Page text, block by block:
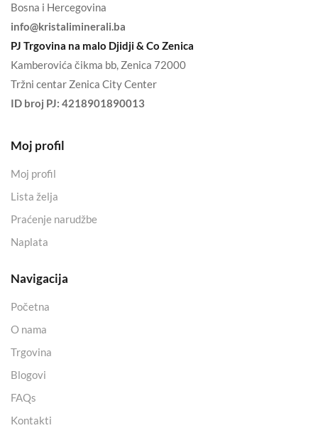
Bosna i Hercegovina
info@kristaliminerali.ba
PJ Trgovina na malo Djidji & Co Zenica
Kamberovića čikma bb, Zenica 72000
Tržni centar Zenica City Center
ID broj PJ: 4218901890013
Moj profil
Moj profil
Lista želja
Praćenje narudžbe
Naplata
Navigacija
Početna
O nama
Trgovina
Blogovi
FAQs
Kontakti